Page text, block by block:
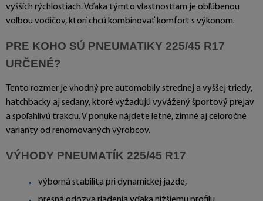
vyšších rýchlostiach. Vďaka týmto vlastnostiam je obľúbenou
voľbou vodičov, ktorí chcú kombinovať komfort s výkonom.
PRE KOHO SÚ PNEUMATIKY 225/45 R17
URČENÉ?
Tento rozmer je vhodný pre automobily strednej a vyššej triedy,
hatchbacky aj sedany, ktoré vyžadujú vyvážený športový prejav
a spoľahlivú trakciu. V ponuke nájdete letné, zimné aj celoročné
varianty od renomovaných výrobcov.
VÝHODY PNEUMATÍK 225/45 R17
výborná stabilita pri dynamickej jazde,